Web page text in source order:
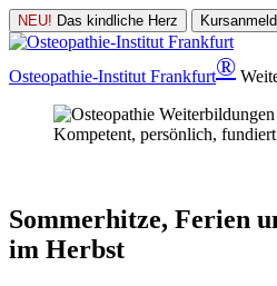
NEU! Das kindliche Herz
Osteopathie-Institut Frankfurt®
Kompetent, persönlich,
Sommerhitze, Ferien
im Herbst